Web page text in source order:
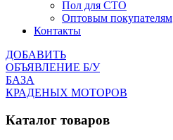
Пол для СТО
Оптовым покупателям
Контакты
ДОБАВИТЬ
ОБЪЯВЛЕНИЕ Б/У
БАЗА
КРАДЕНЫХ МОТОРОВ
Каталог товаров